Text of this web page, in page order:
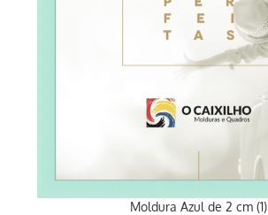
Moldura Azul de 2 cm (1)